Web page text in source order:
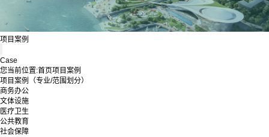
项目案例
Case
您当前位置:首页项目案例
项目案例（专业/范围划分）
商务办公
文体设施
医疗卫生
公共教育
社会保障